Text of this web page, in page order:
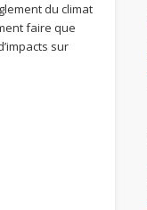
du climat
faire que
sur